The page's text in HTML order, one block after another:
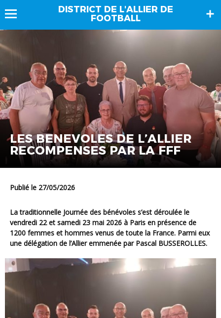
DISTRICT DE L'ALLIER DE
FOOTBALL
LES BENEVOLES DE L’ALLIER
RECOMPENSES PAR LA FFF
Publié le 27/05/2026
La traditionnelle Journée des bénévoles s’est déroulée le
vendredi 22 et samedi 23 mai 2026 à Paris en présence de
1200 femmes et hommes venus de toute la France. Parmi eux
une délégation de l’Allier emmenée par Pascal BUSSEROLLES.